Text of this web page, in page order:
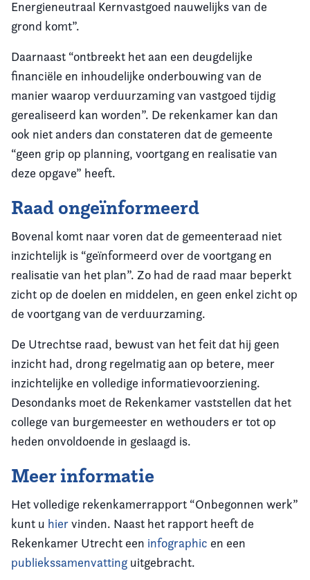
Energieneutraal Kernvastgoed nauwelijks van de
grond komt”.
Daarnaast “ontbreekt het aan een deugdelijke
financiële en inhoudelijke onderbouwing van de
manier waarop verduurzaming van vastgoed tijdig
gerealiseerd kan worden”. De rekenkamer kan dan
ook niet anders dan constateren dat de gemeente
“geen grip op planning, voortgang en realisatie van
deze opgave” heeft.
Raad ongeïnformeerd
Bovenal komt naar voren dat de gemeenteraad niet
inzichtelijk is “geïnformeerd over de voortgang en
realisatie van het plan”. Zo had de raad maar beperkt
zicht op de doelen en middelen, en geen enkel zicht op
de voortgang van de verduurzaming.
De Utrechtse raad, bewust van het feit dat hij geen
inzicht had, drong regelmatig aan op betere, meer
inzichtelijke en volledige informatievoorziening.
Desondanks moet de Rekenkamer vaststellen dat het
college van burgemeester en wethouders er tot op
heden onvoldoende in geslaagd is.
Meer informatie
Het volledige rekenkamerrapport “Onbegonnen werk”
kunt u hiervinden. Naast het rapport heeft de
Rekenkamer Utrecht een infographic en een
publiekssamenvatting uitgebracht.